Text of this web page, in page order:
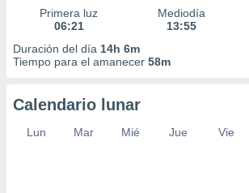
Primera luz
06:21
Mediodía
13:55
Duración del día 14h 6m
Tiempo para el amanecer 58m
Calendario lunar
Lun Mar Mié Jue Vie